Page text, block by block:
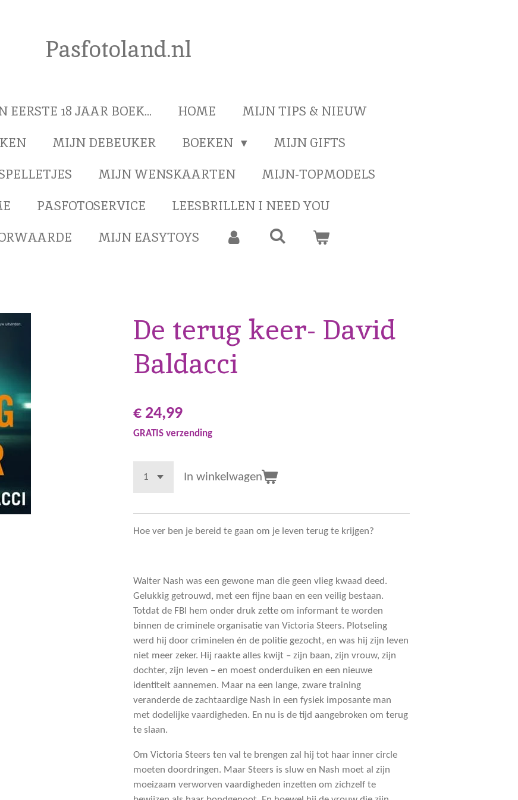
Pasfotoland.nl
EERSTE 18 JAAR BOEK... HOME
MIJN TIPS & NIEUW
MIJN DEBEUKER BOEKEN
MIJN GIFTS
MIJN WENSKAARTEN
MIJN-TOPMODELS
PASFOTOSERVICE
LEESBRILLEN I NEED YOU
MIJN EASYTOYS
De terug keer- David
Baldacci
€ 24,99
GRATIS verzending
In winkelwagen
Hoe ver ben je bereid te gaan om je leven terug te krijgen?
Walter Nash was een gewone man die geen vlieg kwaad deed.
Gelukkig getrouwd, met een fijne baan en een veilig bestaan.
Totdat de FBI hem onder druk zette om informant te worden
binnen de criminele organisatie van Victoria Steers. Plotseling
werd hij door criminelen én de politie gezocht, en was hij zijn leven
niet meer zeker. Hij raakte alles kwijt – zijn baan, zijn vrouw, zijn
dochter, zijn leven – en moest onderduiken en een nieuwe
identiteit aannemen. Maar na een lange, zware training
veranderde de zachtaardige Nash in een fysiek imposante man
met dodelijke vaardigheden. En nu is de tijd aangebroken om terug
te slaan.
Om Victoria Steers ten val te brengen zal hij tot haar inner circle
moeten doordringen. Maar Steers is sluw en Nash moet al zijn
moeizaam verworven vaardigheden inzetten om zichzelf te